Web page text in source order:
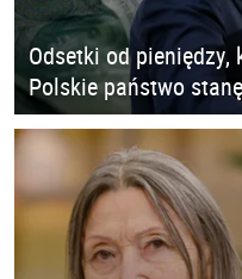
Odsetki od pieniędzy,
Polskie państwo